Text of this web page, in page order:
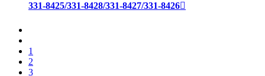
331-8425/331-8428/331-8427/331-8426
1
2
3